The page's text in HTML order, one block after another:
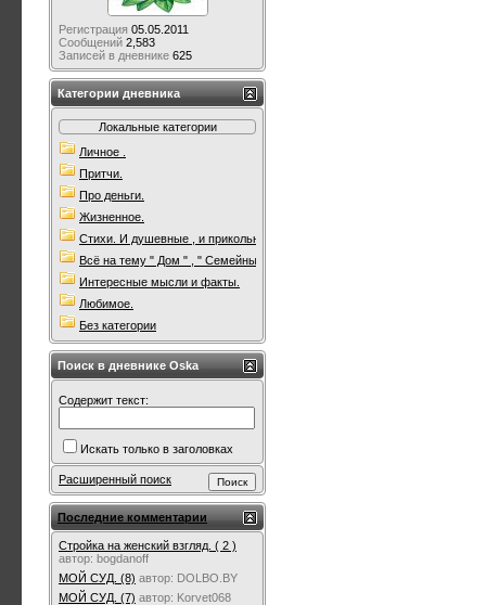
Регистрация 05.05.2011
Сообщений 2,583
Записей в дневнике 625
Категории дневника
Локальные категории
Личное .
Притчи.
Про деньги.
Жизненное.
Стихи. И душевные , и прикольные. Всякие.
Всё на тему " Дом " , " Семейны очаг " .
Интересные мысли и факты.
Любимое.
Без категории
Поиск в дневнике Oska
Содержит текст:
Искать только в заголовках
Расширенный поиск
Последние комментарии
Стройка на женский взгляд. ( 2 )
автор: bogdanoff
МОЙ СУД. (8) автор: DOLBO.BY
МОЙ СУД. (7) автор: Korvet068